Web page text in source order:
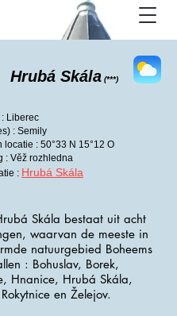
Hrubá Skála(***)
Liberec
: Semily
locatie : 50°33 N 15°12 O
: Věž rozhledna
: Hrubá Skála
Skála bestaat uit acht
waarvan de meeste in
natuurgebied Boheems
: Bohuslav, Borek,
Hnanice, Hrubá Skála,
en Želejov.